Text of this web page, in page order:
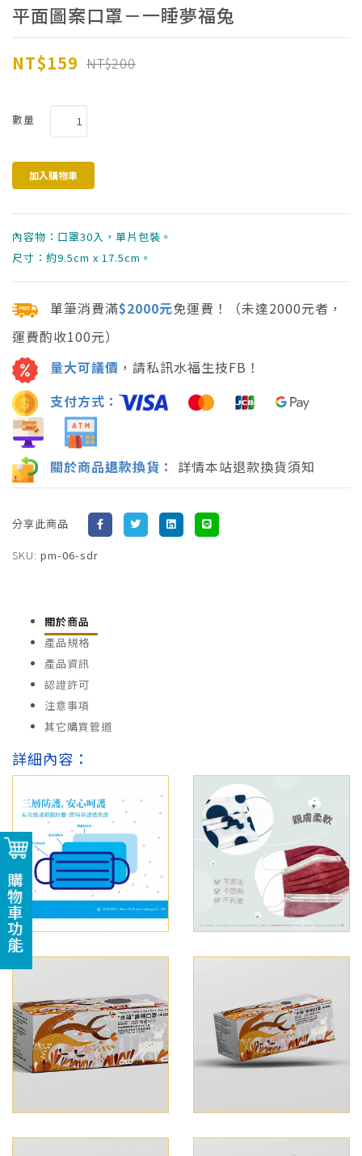
平面圖案口罩－一睡夢福兔
數量
NT$200
NT$159
內容物：口罩30入，單片包裝。
尺寸：約9.5cm x 17.5cm。
單筆消費滿$2000元免運費！（未達2000元者，
運費酌收100元）
量大可議價 ，請私訊水福生技FB！
支付方式：
關於商品退款換貨： 詳情本站退款換貨須知
分享此商品
SKU: pm-06-sdr
關於商品
產品規格
產品資訊
認證許可
注意事項
其它購買管道
詳細內容：
購物車功能